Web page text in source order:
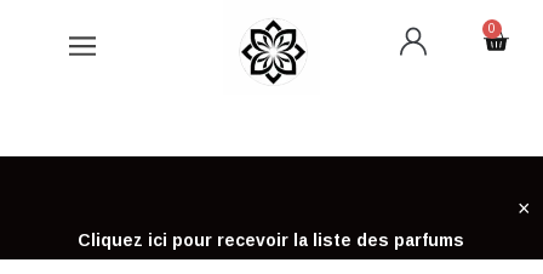
0
Cart
Cliquez ici pour recevoir la liste des parfums
×